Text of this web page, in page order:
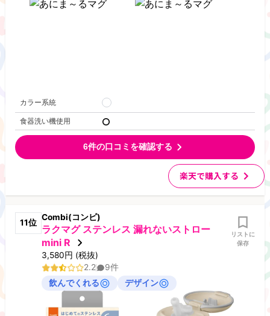
カラー系統
食器洗い機使用
6件の口コミを確認する
楽天で購入する
11位
Combi(コンビ)
ラクマグ ステンレス 漏れないストロー
mini R
3,580円 (税抜)
リストに
保存
2.2 9件
飲んでくれる
デザイン